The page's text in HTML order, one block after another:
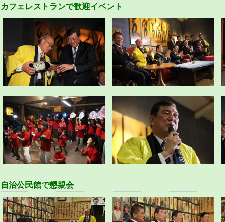
カフェレストランで歓迎イベント
自治公民館で懇親会